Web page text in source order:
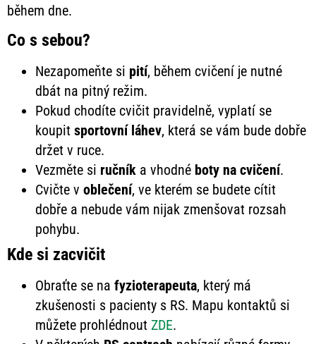
během dne.
Co s sebou?
Nezapomeňte si pití, během cvičení je nutné
dbát na pitný režim.
Pokud chodíte cvičit pravidelně, vyplatí se
koupit sportovní láhev, která se vám bude dobře
držet v ruce.
Vezměte si ručník a vhodné boty na cvičení.
Cvičte v oblečení, ve kterém se budete cítit
dobře a nebude vám nijak zmenšovat rozsah
pohybu.
Kde si zacvičit
Obraťte se na fyzioterapeuta, který má
zkušenosti s pacienty s RS. Mapu kontaktů si
můžete prohlédnout ZDE.